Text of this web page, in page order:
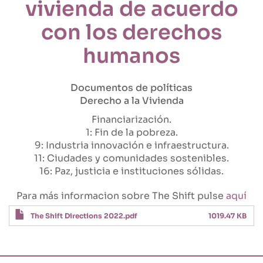
vivienda de acuerdo
con los derechos
humanos
Documentos de políticas
Derecho a la Vivienda
Financiarización
1: Fin de la pobreza
9: Industria innovación e infraestructura
11: Ciudades y comunidades sostenibles
16: Paz, justicia e instituciones sólidas
Para más informacion sobre The Shift pulse aquí
The Shift Directions 2022.pdf 1019.47 KB